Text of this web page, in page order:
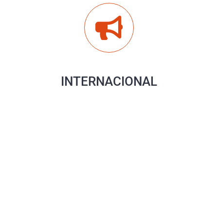
INTERNACIONAL